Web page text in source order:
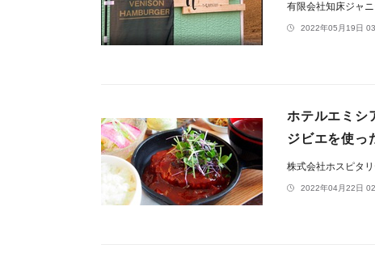
有限会社知床ジャ
2022年05月19日
ホテルエミシ
ジビエを使っ
株式会社ホスピタ
2022年04月22日